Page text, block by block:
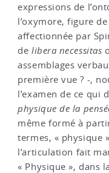
expressions de
l’oxymore, figure
affectionnée par
de libera necessitas
assemblages
première vue ? -,
l’examen de ce qui
physique de la
même formé à
termes, « physique
l’articulation fait
« Physique », dans